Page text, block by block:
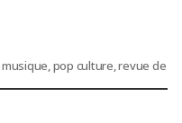
musique,pop culture,revue de